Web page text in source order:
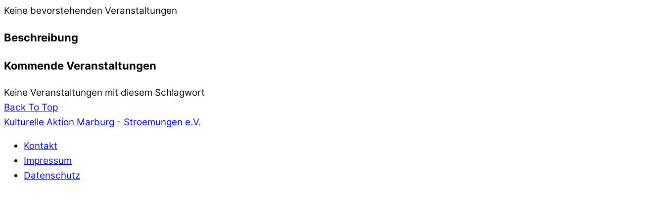
Keine bevorstehenden Veranstaltungen
Beschreibung
Kommende Veranstaltungen
Keine Veranstaltungen mit diesem Schlagwort
Back To Top
Kulturelle Aktion Marburg - Stroemungen e.V.
Kontakt
Impressum
Datenschutz